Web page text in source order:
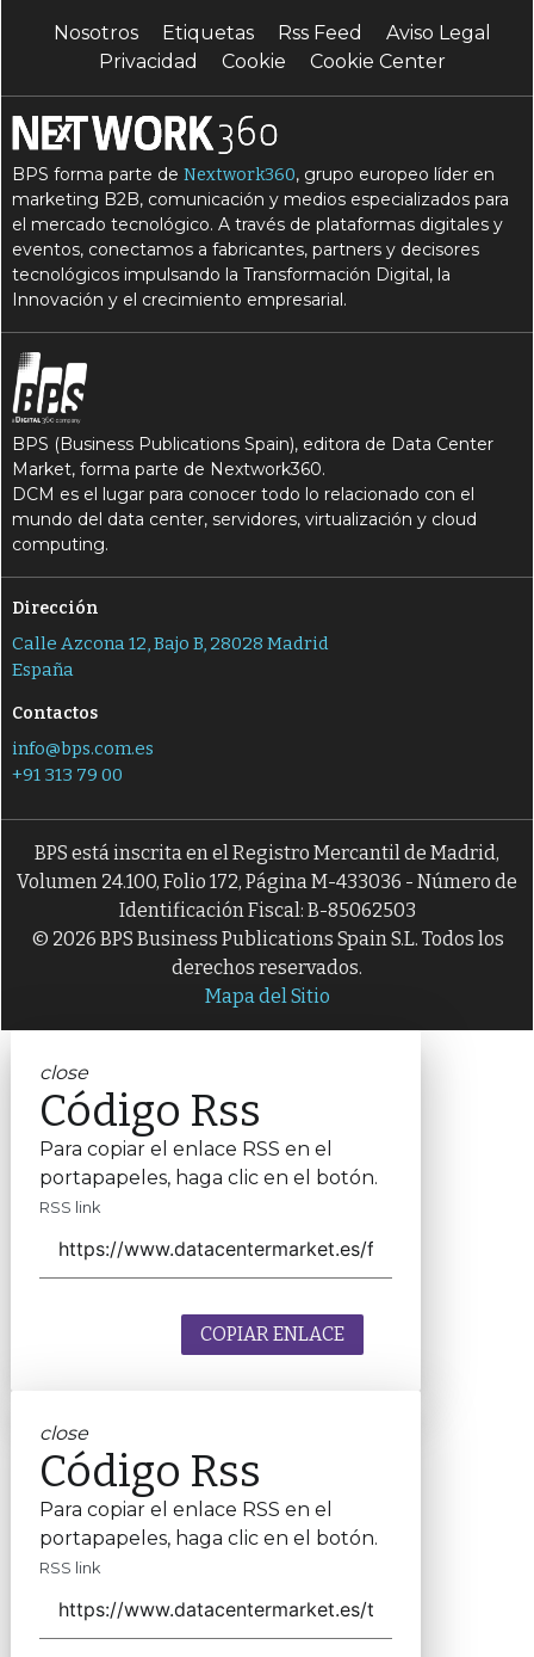
Nosotros Etiquetas Rss Feed
Aviso Legal
Privacidad
Cookie Cookie Center
BPS forma parte deNextwork360, grupo europeo líder en
marketing B2B, comunicación y medios especializados para
el mercado tecnológico. A través de plataformas digitales y
eventos, conectamos a fabricantes, partners y decisores
tecnológicos impulsando la Transformación Digital, la
Innovación y el crecimiento empresarial.
BPS (Business Publications Spain), editora de Data Center
Market, forma parte de Nextwork360.
DCM es el lugar para conocer todo lo relacionado con el
mundo del data center, servidores, virtualización y cloud
computing.
Dirección
Calle Azcona 12, Bajo B, 28028 Madrid
España
Contactos
info@bps.com.es
+91 313 79 00
BPS está inscrita en el Registro Mercantil de Madrid,
Volumen 24.100, Folio 172, Página M-433036 - Número de
Identificación Fiscal: B-85062503
© 2026 BPS Business Publications Spain S.L. Todos los
derechos reservados.
Mapa del Sitio
close
Código Rss
Para copiar el enlace RSS en el
portapapeles, haga clic en el botón.
RSS link
COPIAR ENLACE
close
Código Rss
Para copiar el enlace RSS en el
portapapeles, haga clic en el botón.
RSS link